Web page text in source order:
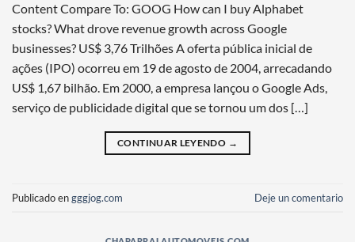
Content Compare To: GOOG How can I buy Alphabet
stocks? What drove revenue growth across Google
businesses? US$ 3,76 Trilhões A oferta pública inicial de
ações (IPO) ocorreu em 19 de agosto de 2004, arrecadando
US$ 1,67 bilhão. Em 2000, a empresa lançou o Google Ads,
serviço de publicidade digital que se tornou um dos […]
CONTINUAR LEYENDO →
Publicado engggjog.com Deje un comentario